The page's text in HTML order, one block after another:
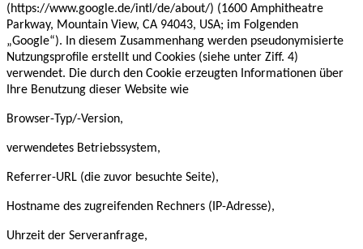
(https://www.google.de/intl/de/about/) (1600 Amphitheatre
Parkway, Mountain View, CA 94043, USA; im Folgenden
„Google“).
In diesem Zusammenhang werden pseudonymisierte
Nutzungsprofile erstellt und Cookies (siehe unter Ziff. 4)
verwendet. Die durch den Cookie erzeugten Informationen über
Ihre Benutzung dieser Website wie
Browser-Typ/-Version,
verwendetes Betriebssystem,
Referrer-URL (die zuvor besuchte Seite),
Hostname des zugreifenden Rechners (IP-Adresse),
Uhrzeit der Serveranfrage,